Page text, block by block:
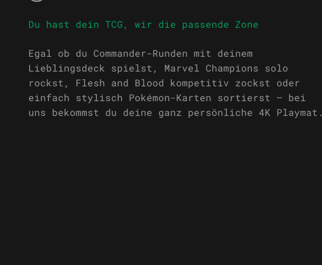
Egal ob du Commander-Runden mit deinem
Lieblingsdeck spielst, Marvel Champions solo
rockst, Flesh and Blood kompetitiv zockst oder
einfach stylisch Pokémon-Karten sortierst – bei
uns bekommst du deine ganz persönliche 4K Playmat.